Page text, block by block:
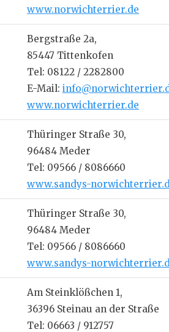
www.norwichterrier.de
Bergstraße 2a,
85447 Tittenkofen
Tel: 08122 / 2282800
E-Mail:
www.norwichterrier.de
Thüringer Straße 30,
96484 Meder
Tel: 09566 / 8086660
www.sandys-
Thüringer Straße 30,
96484 Meder
Tel: 09566 / 8086660
www.sandys-
Am Steinklößchen 1,
36396 Steinau an der Straße
Tel: 06663 / 912757